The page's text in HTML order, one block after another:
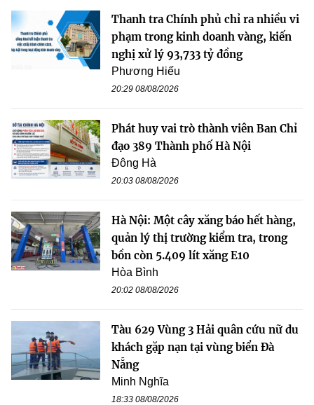
Thanh tra Chính phủ chỉ ra nhiều vi
phạm trong kinh doanh vàng, kiến
nghị xử lý 93,733 tỷ đồng
Phương Hiếu
20:29 08/08/2026
Phát huy vai trò thành viên Ban Chỉ
đạo 389 Thành phố Hà Nội
Đông Hà
20:03 08/08/2026
Hà Nội: Một cây xăng báo hết hàng,
quản lý thị trường kiểm tra, trong
bồn còn 5.409 lít xăng E10
Hòa Bình
20:02 08/08/2026
Tàu 629 Vùng 3 Hải quân cứu nữ du
khách gặp nạn tại vùng biển Đà
Nẵng
Minh Nghĩa
18:33 08/08/2026